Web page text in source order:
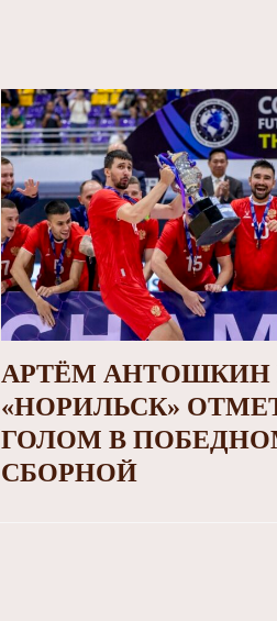
АРТЁМ АНТОШКИН
«НОРИЛЬСК»
ГОЛОМ В
СБОРНОЙ